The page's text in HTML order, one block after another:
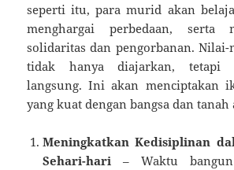
seperti itu, para murid akan
menghargai perbedaan, serta
solidaritas dan pengorbanan. Nilai-
tidak hanya diajarkan, tetapi
langsung. Ini akan menciptakan
yang kuat dengan bangsa dan tanah
Meningkatkan Kedisiplinan
Sehari-hari – Waktu